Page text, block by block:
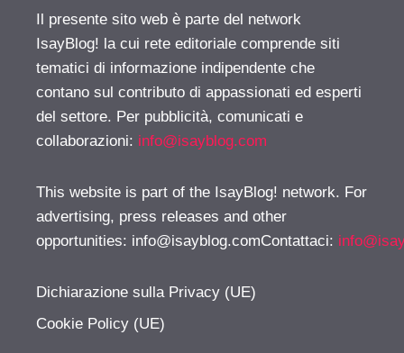
Il presente sito web è parte del network
IsayBlog! la cui rete editoriale comprende siti
tematici di informazione indipendente che
contano sul contributo di appassionati ed esperti
del settore. Per pubblicità, comunicati e
collaborazioni: info@isayblog.com
This website is part of the IsayBlog! network. For
advertising, press releases and other
opportunities: info@isayblog.comContattaci:
Dichiarazione sulla Privacy (UE)
Cookie Policy (UE)